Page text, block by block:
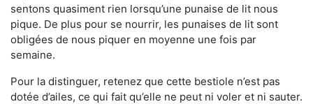
sentons quasiment rien lorsqu’une punaise de lit nous
pique. De plus pour se nourrir, les punaises de lit sont
obligées de nous piquer en moyenne une fois par
semaine.
Pour la distinguer, retenez que cette bestiole n’est pas
dotée d’ailes, ce qui fait qu’elle ne peut ni voler et ni sauter.